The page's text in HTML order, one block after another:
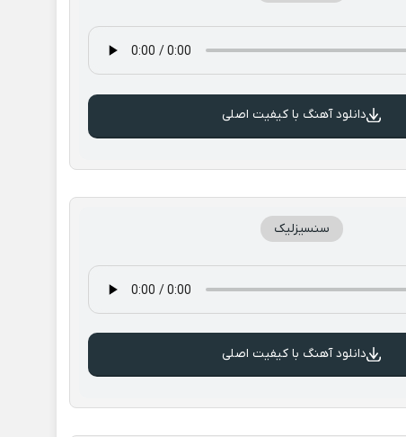
دانلود آهنگ با کیفیت اصلی
سنسیزلیک
دانلود آهنگ با کیفیت اصلی